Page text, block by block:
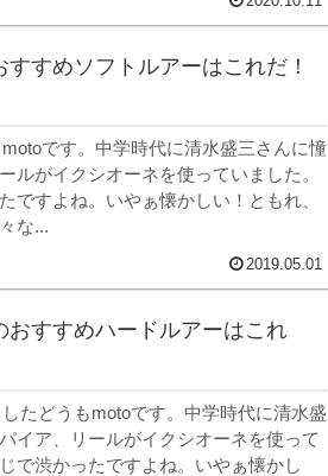
すすめソフトルアーはこれだ！
です。中学時代に清水盛三さんに憧
ルがイクシオーネを使っていました。
ですよね。いやぁ懐かしい！ともれ、
な...
2019.05.01
おすすめハードルアーはこれ
たどうもmotoです。中学時代に清水盛
イア、リールがイクシオーネを使って
で渋かったですよね。いやぁ懐かし